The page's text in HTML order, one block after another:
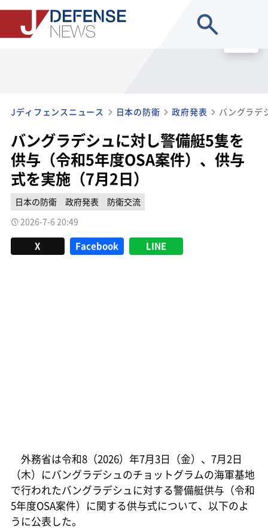
Jディフェンスニュース 日本の防衛 政府発表
バングラデシュに対し警備艇5隻を
供与（令和5年度OSA案件）、供与
式を実施（7月2日）
日本の防衛 政府発表
防衛交流
2026-7-6 20:49
X Facebook LINE
外務省は令和8（2026）年7月3日（金）、7月2日
（木）にバングラデシュのチョットグラムの海軍基地
で行われたバングラデシュに対する警備艇供与（令和
5年度OSA案件）に関する供与式について、以下のよ
うに公表した。